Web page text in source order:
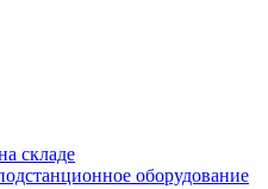
складе
оборудование